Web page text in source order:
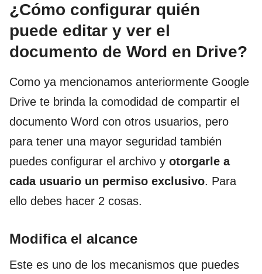
¿Cómo configurar quién
puede editar y ver el
documento de Word en Drive?
Como ya mencionamos anteriormente Google
Drive te brinda la comodidad de compartir el
documento Word con otros usuarios, pero
para tener una mayor seguridad también
puedes configurar el archivo y otorgarle a
cada usuario un permiso exclusivo. Para
ello debes hacer 2 cosas.
Modifica el alcance
Este es uno de los mecanismos que puedes